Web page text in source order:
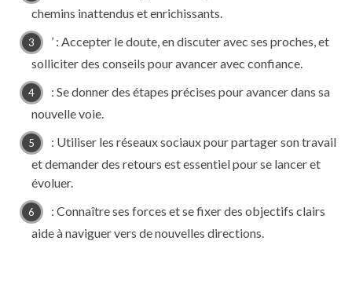
chemins inattendus et enrichissants.
’ : Accepter le doute, en discuter avec ses proches, et
solliciter des conseils pour avancer avec confiance.
: Se donner des étapes précises pour avancer dans sa
nouvelle voie.
: Utiliser les réseaux sociaux pour partager son travail
et demander des retours est essentiel pour se lancer et
évoluer. ️
: Connaître ses forces et se fixer des objectifs clairs
aide à naviguer vers de nouvelles directions. ️